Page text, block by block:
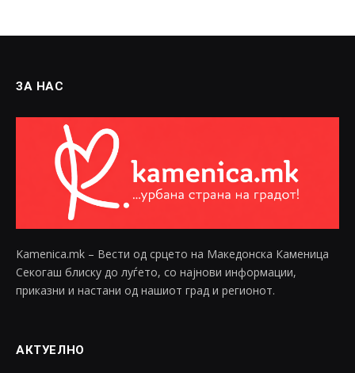
ЗА НАС
Kamenica.mk – Вести од срцето на Македонска Каменица
Секогаш блиску до луѓето, со најнови информации,
приказни и настани од нашиот град и регионот.
АКТУЕЛНО